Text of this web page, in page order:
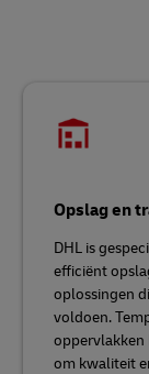
Opslag en
DHL is
efficiënt
oplossingen
voldoen.
oppervlakken
om kwaliteit